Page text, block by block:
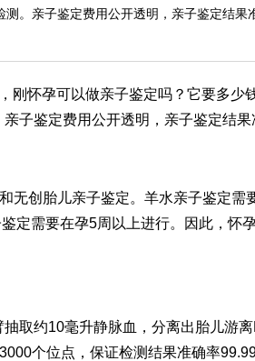
。亲子鉴定费用公开透明，亲子鉴定结果
刚怀孕可以做亲子鉴定吗？它要多少
子鉴定费用公开透明，亲子鉴定结果
无创胎儿亲子鉴定。羊水亲子鉴定需
定需要在孕5周以上进行。因此，怀
取约10毫升静脉血，分离出胎儿游
个位点，保证检测结果准确率